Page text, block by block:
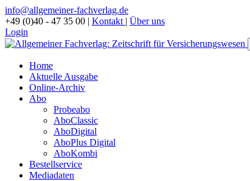
info@allgemeiner-fachverlag.de
+49 (0)40 - 47 35 00 | Kontakt | Über uns
Login
Home
Aktuelle Ausgabe
Online-Archiv
Abo
Probeabo
AboClassic
AboDigital
AboPlus Digital
AboKombi
Bestellservice
Mediadaten